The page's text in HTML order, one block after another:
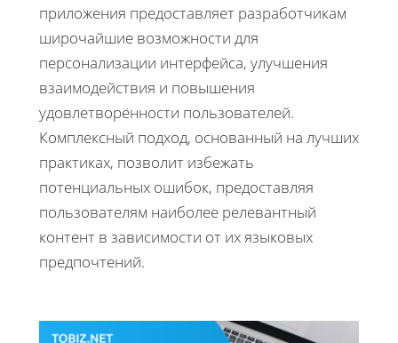
приложения предоставляет разработчикам
широчайшие возможности для
персонализации интерфейса, улучшения
взаимодействия и повышения
удовлетворённости пользователей.
Комплексный подход, основанный на лучших
практиках, позволит избежать
потенциальных ошибок, предоставляя
пользователям наиболее релевантный
контент в зависимости от их языковых
предпочтений.